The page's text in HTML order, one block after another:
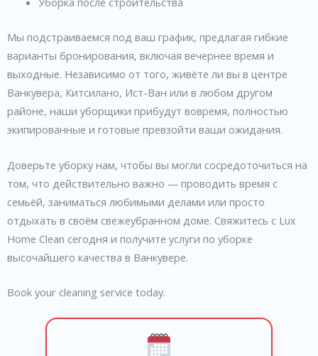
Мы подстраиваемся под ваш график, предлагая гибкие
варианты бронирования, включая вечернее время и
выходные. Независимо от того, живёте ли вы в центре
Ванкувера, Китсилано, Ист-Ван или в любом другом
районе, наши уборщики прибудут вовремя, полностью
экипированные и готовые превзойти ваши ожидания.
Доверьте уборку нам, чтобы вы могли сосредоточиться на
том, что действительно важно — проводить время с
семьёй, заниматься любимыми делами или просто
отдыхать в своём свежеубранном доме. Свяжитесь с Lux
Home Clean сегодня и получите услуги по уборке
высочайшего качества в Ванкувере.
Book your cleaning service today.